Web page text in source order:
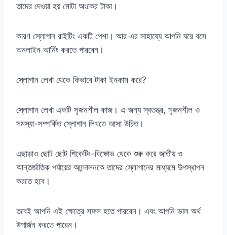
তাদের দেওয়া হয় মোটা অংকের টাকা।
কারণ স্লোগান রাইটিং একটি পেশা। আর এর সাহায্যে আপনি ঘরে বসে
অনলাইন আর্নিং করতে পারবেন।
স্লোগান লেখা থেকে কিভাবে টাকা ইনকাম করে?
স্লোগান লেখা একটি সৃজনশীল কাজ। এ জন্য স্বতন্ত্র, সৃজনশীল ও
সমস্যা-সম্পর্কিত স্লোগান লিখতে আসা উচিত।
এছাড়াও ছোট ছোট পিকেটিং-বিক্ষোভ থেকে শুরু করে জাতীয় ও
আন্তর্জাতিক পর্যায়ের আন্দোলনকে তাদের স্লোগানের মাধ্যমে উপস্থাপন
করতে হবে।
তবেই আপনি এই ক্ষেত্রে সফল হতে পারবেন। এবং আপনি ভাল অর্থ
উপার্জন করতে পারেন।